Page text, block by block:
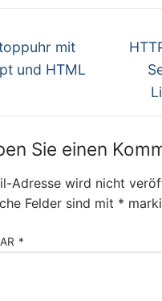
mit
und HTML
Next
post:
Sie einen
Adresse wird nicht
Felder sind mit *
*